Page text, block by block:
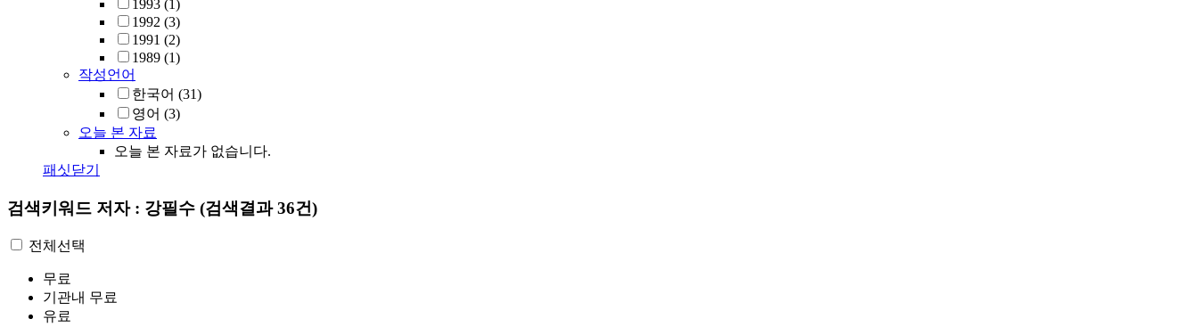
1993 (1)
1992 (3)
1991 (2)
1989 (1)
작성언어
한국어 (31)
영어 (3)
오늘 본 자료
오늘 본 자료가 없습니다.
패싯닫기
검색키워드 저자 : 강필수 (검색결과 36건)
전체선택
무료
기관내 무료
유료